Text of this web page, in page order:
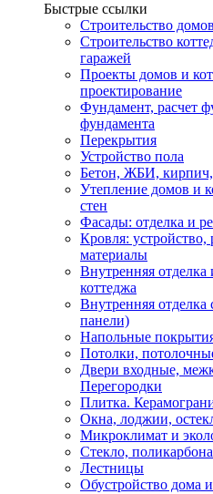
Быстрые ссылки
Строительство
Строительство
гаражей
Проекты домов и
проектирование
Фундамент, расчет
фундамента
Перекрытия
Устройство пола
Бетон, ЖБИ, кирпич,
Утепление домов и
стен
Фасады: отделка и
Кровля: устройство,
материалы
Внутренняя
коттеджа
Внутренняя отделка
панели)
Напольные
Потолки,
Двери входные,
Перегородки
Плитка.
Окна, лоджии,
Микроклимат и
Стекло,
Лестницы
Обустройство дома